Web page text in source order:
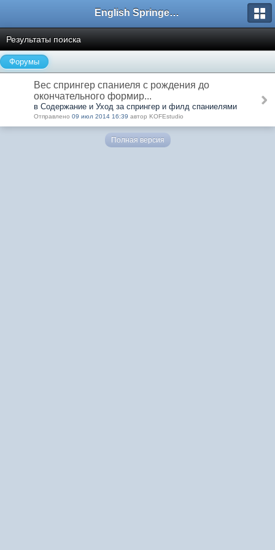
English Springer Spaniel Club
Результаты поиска
Форумы
Вес спрингер спаниеля с рождения до
окончательного формир...
в Содержание и Уход за спрингер и филд спаниелями
Отправлено 09 июл 2014 16:39 автор KOFEstudio
Полная версия